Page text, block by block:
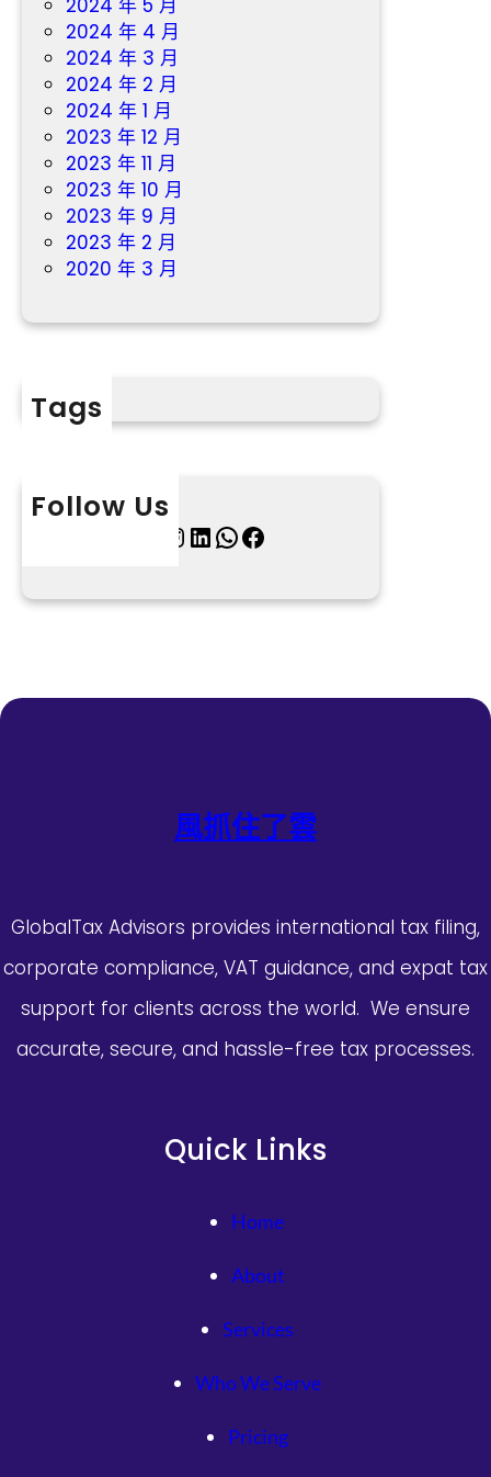
2024 年 5 月
2024 年 4 月
2024 年 3 月
2024 年 2 月
2024 年 1 月
2023 年 12 月
2023 年 11 月
2023 年 10 月
2023 年 9 月
2023 年 2 月
2020 年 3 月
Tags
Follow Us
InstagramLinkedIn WhatsApp Facebook
風抓住了雲
GlobalTax Advisors provides international tax filing,
corporate compliance, VAT guidance, and expat tax
support for clients across the world. We ensure
accurate, secure, and hassle-free tax processes.
Quick Links
Home
About
Services
Who We Serve
Pricing